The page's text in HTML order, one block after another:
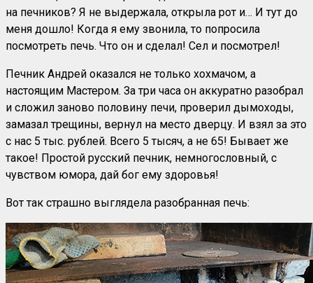
на печников? Я не выдержала, открыла рот и… И тут до
меня дошло! Когда я ему звонила, то попросила
посмотреть печь. Что он и сделал! Сел и посмотрел!
Печник Андрей оказался не только хохмачом, а
настоящим Мастером. За три часа он аккуратно разобрал
и сложил заново половину печи, проверил дымоходы,
замазал трещины, вернул на место дверцу. И взял за это
с нас 5 тыс. рублей. Всего 5 тысяч, а не 65! Бывает же
такое! Простой русский печник, немногословный, с
чувством юмора, дай бог ему здоровья!
Вот так страшно выглядела разобранная печь: